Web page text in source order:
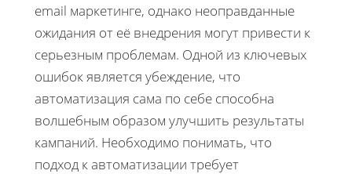
email маркетинге, однако неоправданные
ожидания от её внедрения могут привести к
серьезным проблемам. Одной из ключевых
ошибок является убеждение, что
автоматизация сама по себе способна
волшебным образом улучшить результаты
кампаний. Необходимо понимать, что
подход к автоматизации требует